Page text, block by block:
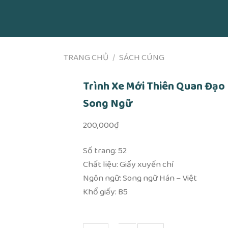
TRANG CHỦ / SÁCH CÚNG
Trình Xe Mới Thiên Quan Đạo
Song Ngữ
200,000₫
Số trang: 52
Chất liệu: Giấy xuyến chỉ
Ngôn ngữ: Song ngữ Hán – Việt
Khổ giấy: B5